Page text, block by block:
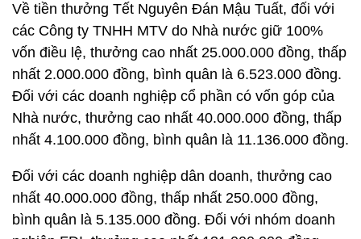
Về tiền thưởng Tết Nguyên Đán Mậu Tuất, đối với
các Công ty TNHH MTV do Nhà nước giữ 100%
vốn điều lệ, thưởng cao nhất 25.000.000 đồng, thấp
nhất 2.000.000 đồng, bình quân là 6.523.000 đồng.
Đối với các doanh nghiệp cổ phần có vốn góp của
Nhà nước, thưởng cao nhất 40.000.000 đồng, thấp
nhất 4.100.000 đồng, bình quân là 11.136.000 đồng.
Đối với các doanh nghiệp dân doanh, thưởng cao
nhất 40.000.000 đồng, thấp nhất 250.000 đồng,
bình quân là 5.135.000 đồng. Đối với nhóm doanh